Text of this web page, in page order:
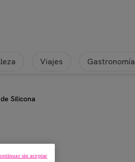
Viajes Gastronomía
Silicona
sin aceptar